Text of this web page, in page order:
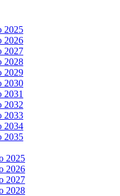
2025
2026
2027
2028
2029
2030
2031
2032
2033
2034
2035
2025
2026
2027
2028